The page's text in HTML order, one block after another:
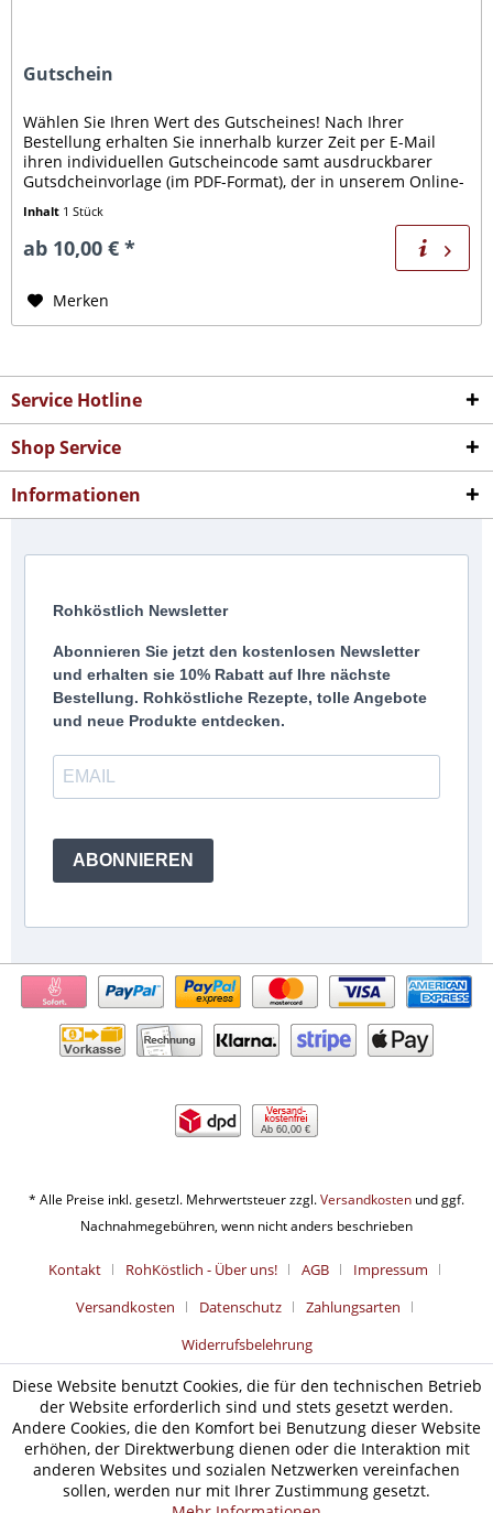
Gutschein
Wählen Sie Ihren Wert des Gutscheines! Nach Ihrer
Bestellung erhalten Sie innerhalb kurzer Zeit per E-Mail
ihren individuellen Gutscheincode samt ausdruckbarer
Gutsdcheinvorlage (im PDF-Format), der in unserem Online-
Inhalt 1 Stück
ab 10,00 € *
Merken
Service Hotline
Shop Service
Informationen
Rohköstlich Newsletter
Abonnieren Sie jetzt den kostenlosen Newsletter
und erhalten sie 10% Rabatt auf Ihre nächste
Bestellung. Rohköstliche Rezepte, tolle Angebote
und neue Produkte entdecken.
ABONNIEREN
Ab 60,00 €
* Alle Preise inkl. gesetzl. Mehrwertsteuer zzgl.Versandkosten und ggf.
Nachnahmegebühren, wenn nicht anders beschrieben
Kontakt RohKöstlich - Über uns! AGB
Impressum
Versandkosten
Datenschutz
Zahlungsarten
Widerrufsbelehrung
Diese Website benutzt Cookies, die für den technischen Betrieb
der Website erforderlich sind und stets gesetzt werden.
Andere Cookies, die den Komfort bei Benutzung dieser Website
erhöhen, der Direktwerbung dienen oder die Interaktion mit
anderen Websites und sozialen Netzwerken vereinfachen
sollen, werden nur mit Ihrer Zustimmung gesetzt.